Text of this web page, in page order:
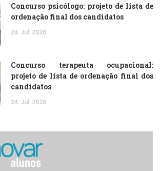
Concurso psicólogo: projeto de lista de
ordenação final dos candidatos
24 Jul 2026
Concurso terapeuta ocupacional:
projeto de lista de ordenação final dos
candidatos
24 Jul 2026